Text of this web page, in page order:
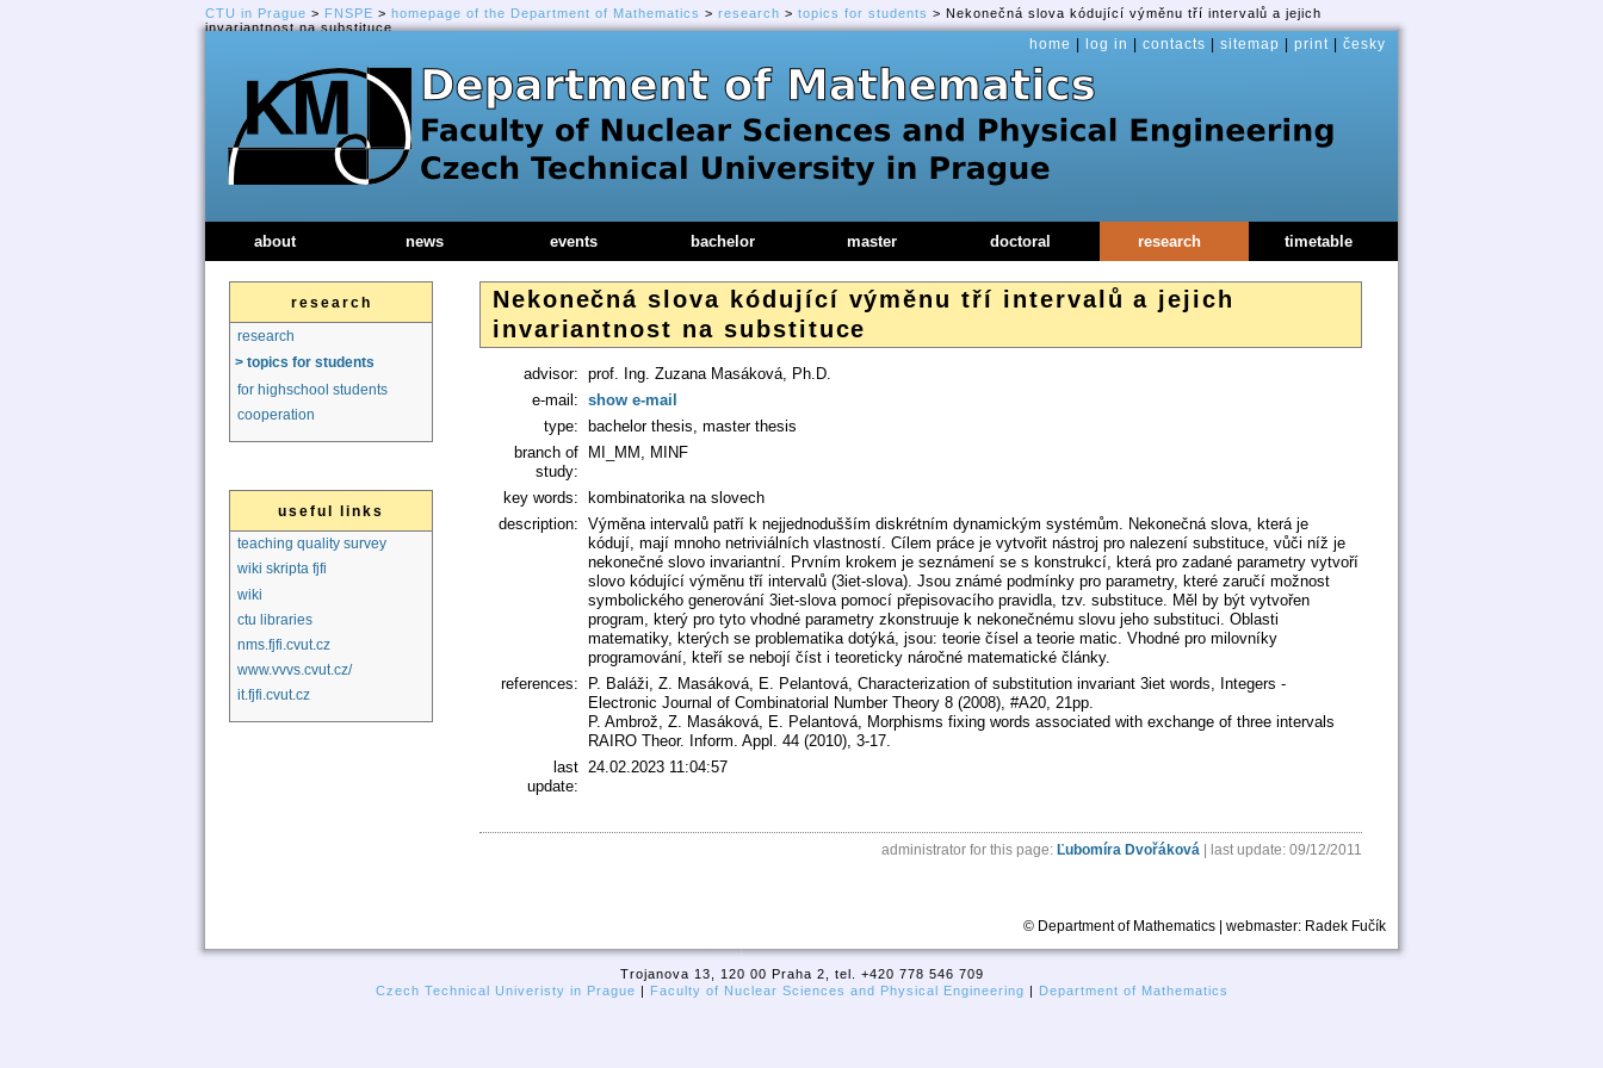
CTU in Prague > FNSPE > homepage of the Department of Mathematics > research > topics for students > Nekonečná slova kódující výměnu tří intervalů a jejich
invariantnost na substituce
Nekonečná slova kódující výměnu tří intervalů a jejich
invariantnost na substituce
advisor: prof. Ing. Zuzana Masáková, Ph.D.
e-mail: show e-mail
type: bachelor thesis, master thesis
branch of
study:
MI_MM, MINF
key words: kombinatorika na slovech
description: Výměna intervalů patří k nejjednodušším diskrétním dynamickým systémům. Nekonečná slova, která je
kódují, mají mnoho netriviálních vlastností. Cílem práce je vytvořit nástroj pro nalezení substituce, vůči níž je
nekonečné slovo invariantní. Prvním krokem je seznámení se s konstrukcí, která pro zadané parametry vytvoří
slovo kódující výměnu tří intervalů (3iet-slova). Jsou známé podmínky pro parametry, které zaručí možnost
symbolického generování 3iet-slova pomocí přepisovacího pravidla, tzv. substituce. Měl by být vytvořen
program, který pro tyto vhodné parametry zkonstruuje k nekonečnému slovu jeho substituci. Oblasti
matematiky, kterých se problematika dotýká, jsou: teorie čísel a teorie matic. Vhodné pro milovníky
programování, kteří se nebojí číst i teoreticky náročné matematické články.
references:
P. Baláži, Z. Masáková, E. Pelantová, Characterization of substitution invariant 3iet words, Integers -
Electronic Journal of Combinatorial Number Theory 8 (2008), #A20, 21pp.
P. Ambrož, Z. Masáková, E. Pelantová, Morphisms fixing words associated with exchange of three intervals
RAIRO Theor. Inform. Appl. 44 (2010), 3-17.
last
update:
24.02.2023 11:04:57
administrator for this page: Ľubomíra Dvořáková | last update: 09/12/2011
home log in contacts sitemap print česky
about news events bachelor master doctoral research timetable
research
research
> topics for students
for highschool students
cooperation
useful links
teaching quality survey
wiki skripta fjfi
wiki
ctu libraries
nms.fjfi.cvut.cz
www.vvvs.cvut.cz/
it.fjfi.cvut.cz
© Department of Mathematics | webmaster: Radek Fučík
Trojanova 13, 120 00 Praha 2, tel. +420 778 546 709
Czech Technical Univeristy in Prague | Faculty of Nuclear Sciences and Physical Engineering | Department of Mathematics